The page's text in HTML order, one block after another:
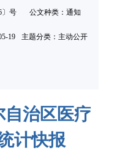
〕号 公文种类：通知
19
主题分类：主动公开
自治区医疗
计快报